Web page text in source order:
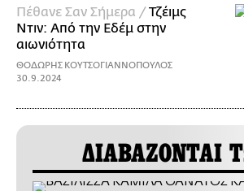
Πέθανε Σαν Σήμερα /Τζέιμς
Ντιν: Από την Εδέμ στην
αιωνιότητα
ΘΟΔΩΡΗΣ ΚΟΥΤΣΟΓΙΑΝΝΟΠΟΥΛΟΣ
30.9.2024
ΔΙΑΒΑΖΟΝΤΑΙ